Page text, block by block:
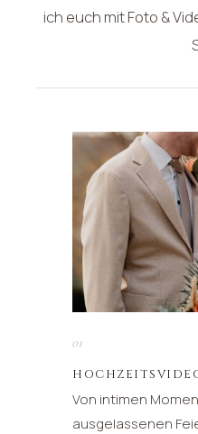
ich euch mit Foto &
01
Von intimen
ausgelassenen